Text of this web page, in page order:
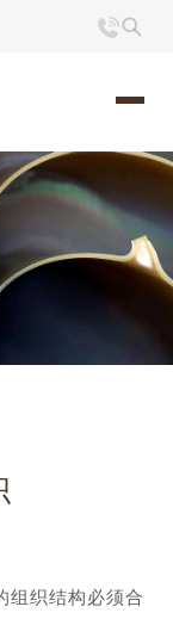
组织结构必须合